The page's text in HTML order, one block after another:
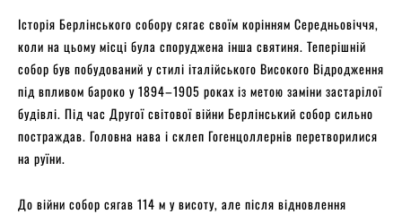
Історія Берлінського собору сягає своїм корінням Середньовіччя,
коли на цьому місці була споруджена інша святиня. Теперішній
собор був побудований у стилі італійського Високого Відродження
під впливом бароко у 1894–1905 роках із метою заміни застарілої
будівлі. Під час Другої світової війни Берлінський собор сильно
постраждав. Головна нава і склеп Гогенцоллернів перетворилися
на руїни.
До війни собор сягав 114 м у висоту, але після відновлення